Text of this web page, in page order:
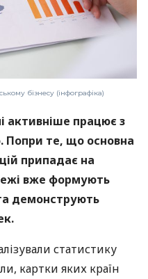
бізнесу (інфографіка)
активніше працює з
Попри те, що основна
припадає на
вже формують
демонструють
статистику
картки яких країн